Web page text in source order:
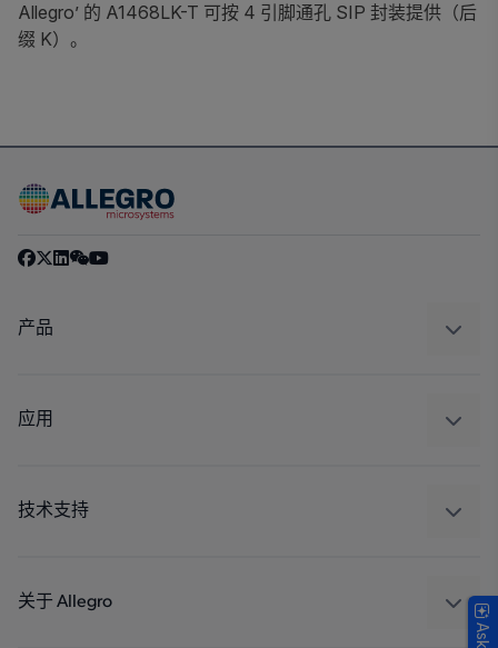
Allegro’ 的 A1468LK-T 可按 4 引脚通孔 SIP 封装提供（后
缀 K）。
产品
调节
应用
工业
技术支持
封装
关于 Allegro